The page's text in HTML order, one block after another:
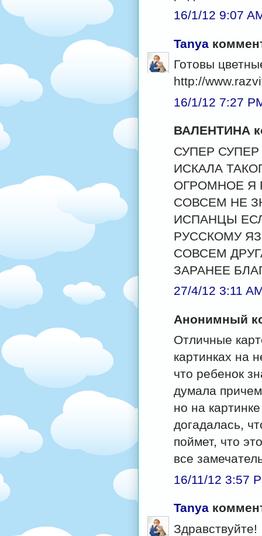
16/1/12 9:07
Tanya
Готовы
http://
16/1/12 7:27
ВАЛЕНТИНА
СУПЕР
ИСКАЛА
ОГРОМНОЕ Я
СОВСЕМ НЕ
ИСПАНЦЫ
РУССКОМУ
СОВСЕМ
ЗАРАНЕЕ
27/4/12 3:11
Анонимный
Отличные
картинках на
что ребенок
думала
но на
догадалась,
поймет, что
все
16/11/12 3:57
Tanya
Здравствуйте!